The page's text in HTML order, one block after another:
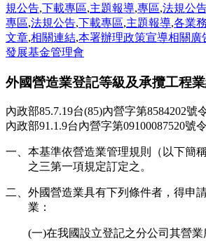
規公告,下載專區,主題報導,專區,法規公
專區,法規公告,下載專區,主題報導,各業
文章,相關連結,本署辦理政策宣導相關廣
發展基金管理會
外國營造業登記等級及承攬工程
內政部85.7.19台(85)內營字第8584202號
內政部91.1.9台內營字第09100087520號
一、本基準依營造業管理規則（以下簡
之三第一項規定訂定之。
二、外國營造業具有下列條件者，得申
業：
(一)在我國設立登記之分公司其營